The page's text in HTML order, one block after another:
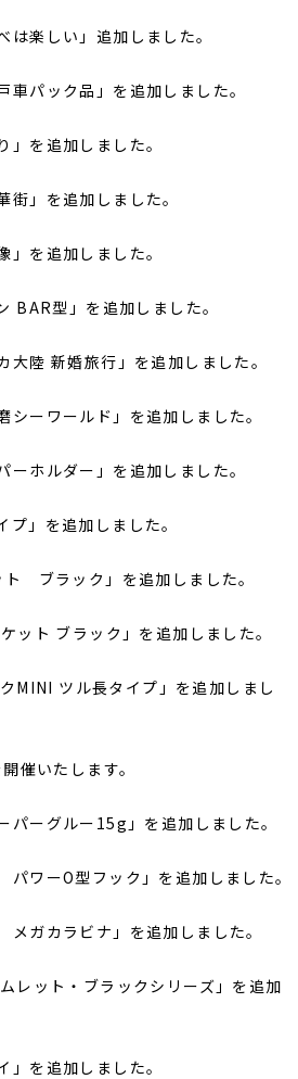
楽しい」追加しました。
パック品」を追加しました。
を追加しました。
街」を追加しました。
」を追加しました。
BAR型」を追加しました。
大陸 新婚旅行」を追加しました。
シーワールド」を追加しました。
ホルダー」を追加しました。
」を追加しました。
ブラック」を追加しました。
ット ブラック」を追加しました。
MINI ツル長タイプ」を追加しまし
催いたします。
ーグルー15g」を追加しました。
ワーO型フック」を追加しました。
ガカラビナ」を追加しました。
レット・ブラックシリーズ」を追加
を追加しました。